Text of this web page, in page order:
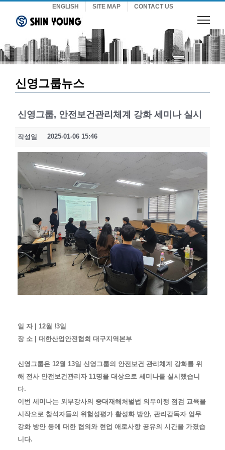
content
ENGLISH SITE MAP CONTACT US
신영그룹뉴스
신영그룹, 안전보건관리체계 강화 세미나 실시
작성일 2025-01-06 15:46
일 자 | 12월 !3일
장 소 | 대한산업안전협회 대구지역본부
신영그룹은 12월 13일 신영그룹의 안전보건 관리체계 강화를 위
해 전사 안전보건관리자 11명을 대상으로 세미나를 실시했습니
다.
이번 세미나는 외부강사의 중대재해처벌법 의무이행 점검 교육을
시작으로 참석자들의 위험성평가 활성화 방안, 관리감독자 업무
강화 방안 등에 대한 협의와 현업 애로사항 공유의 시간을 가졌습
니다.